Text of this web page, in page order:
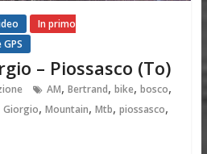
In primo
– Piossasco (To)
AM, Bertrand, bike, bosco,
Giorgio, Mountain, Mtb, piossasco,